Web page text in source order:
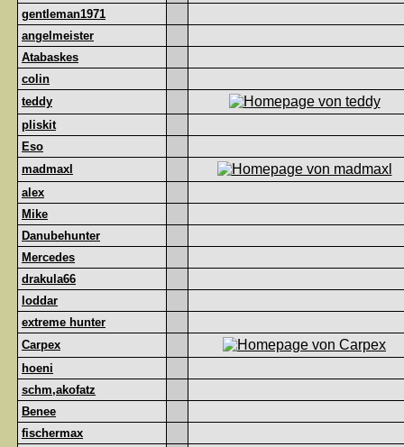
gentleman1971
angelmeister
Atabaskes
colin
teddy
pliskit
Eso
madmaxl
alex
Mike
Danubehunter
Mercedes
drakula66
loddar
extreme hunter
Carpex
hoeni
schm,akofatz
Benee
fischermax